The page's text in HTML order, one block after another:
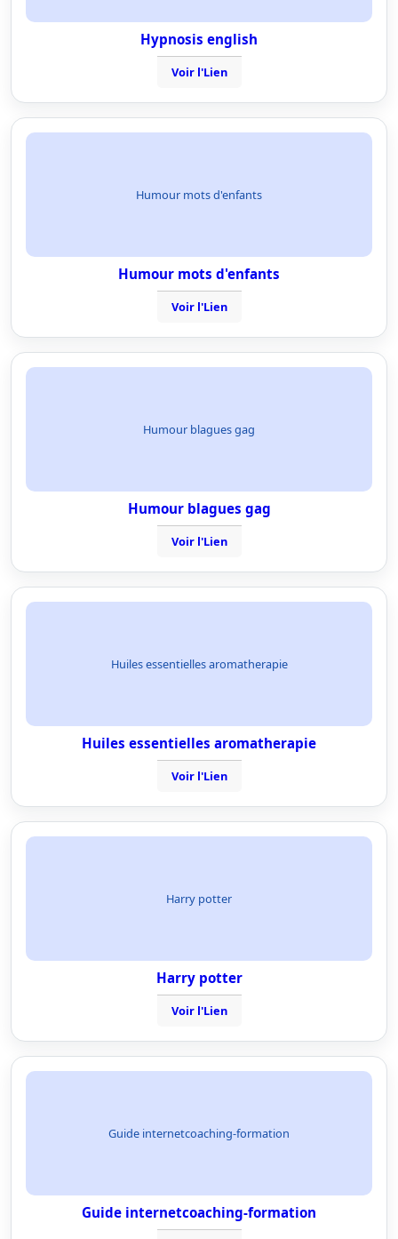
Hypnosis english
Voir l'Lien
Humour mots d'enfants
Humour mots d'enfants
Voir l'Lien
Humour blagues gag
Humour blagues gag
Voir l'Lien
Huiles essentielles aromatherapie
Huiles essentielles aromatherapie
Voir l'Lien
Harry potter
Harry potter
Voir l'Lien
Guide internetcoaching-formation
Guide internetcoaching-formation